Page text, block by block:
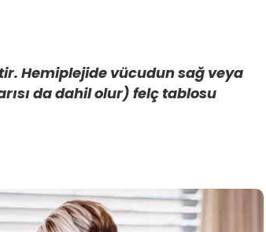
Hemiplejide vücudun sağ veya
da dahil olur) felç tablosu